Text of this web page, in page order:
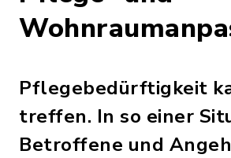
Pflegebedürftigkeit
treffen. In so einer
Betroffene und